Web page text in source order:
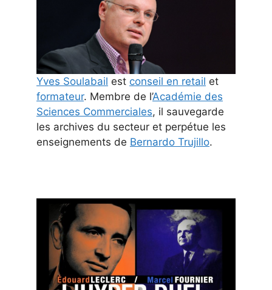
Yves Soulabail est conseil en retail et
formateur. Membre de l’Académie des
Sciences Commerciales, il sauvegarde
les archives du secteur et perpétue les
enseignements de Bernardo Trujillo.